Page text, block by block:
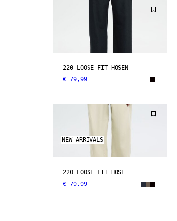
220 LOOSE FIT HOSEN
€ 79,99
NEW ARRIVALS
220 LOOSE FIT HOSE
€ 79,99